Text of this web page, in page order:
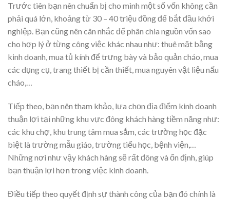
Trước tiên bạn nên chuẩn bị cho mình một số vốn không cần
phải quá lớn, khoảng từ 30 – 40 triệu đồng để bắt đầu khởi
nghiệp. Bạn cũng nên cân nhắc để phân chia nguồn vốn sao
cho hợp lý ở từng công việc khác nhau như: thuê mặt bằng
kinh doanh, mua tủ kính để trưng bày và bảo quản cháo, mua
các dụng cụ, trang thiết bị cần thiết, mua nguyên vật liệu nấu
cháo,…
Tiếp theo, bạn nên tham khảo, lựa chọn địa điểm kinh doanh
thuận lợi tại những khu vực đông khách hàng tiềm năng như:
các khu chợ, khu trung tâm mua sắm, các trường học đặc
biệt là trường mẫu giáo, trường tiểu học, bệnh viện,…
Những nơi như vậy khách hàng sẽ rất đông và ổn định, giúp
bạn thuận lợi hơn trong việc kinh doanh.
Điều tiếp theo quyết định sự thành công của bạn đó chính là